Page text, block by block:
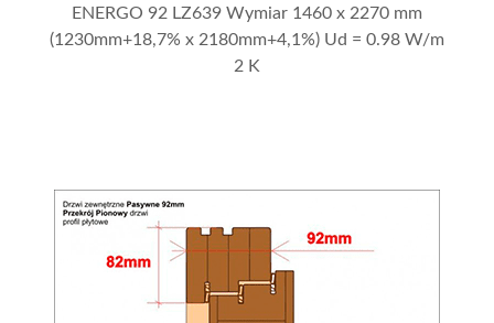
ENERGO 92 LZ639 Wymiar 1460 x 2270 mm
(1230mm+18,7% x 2180mm+4,1%) Ud = 0.98 W/m
2 K